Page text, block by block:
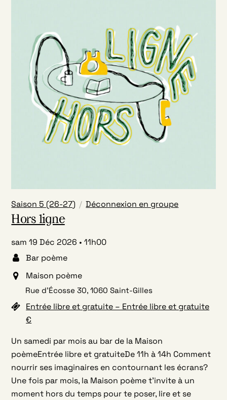
Saison 5 (26-27) Déconnexion en groupe
Hors ligne
sam 19 Déc 2026
11h00
Bar poème
Maison poème
Rue d’Écosse 30, 1060 Saint-Gilles
Entrée libre et gratuite – Entrée libre et gratuite
€
Un samedi par mois au bar de la Maison
poèmeEntrée libre et gratuiteDe 11h à 14h Comment
nourrir ses imaginaires en contournant les écrans?
Une fois par mois, la Maison poème t’invite à un
moment hors du temps pour te poser, lire et se